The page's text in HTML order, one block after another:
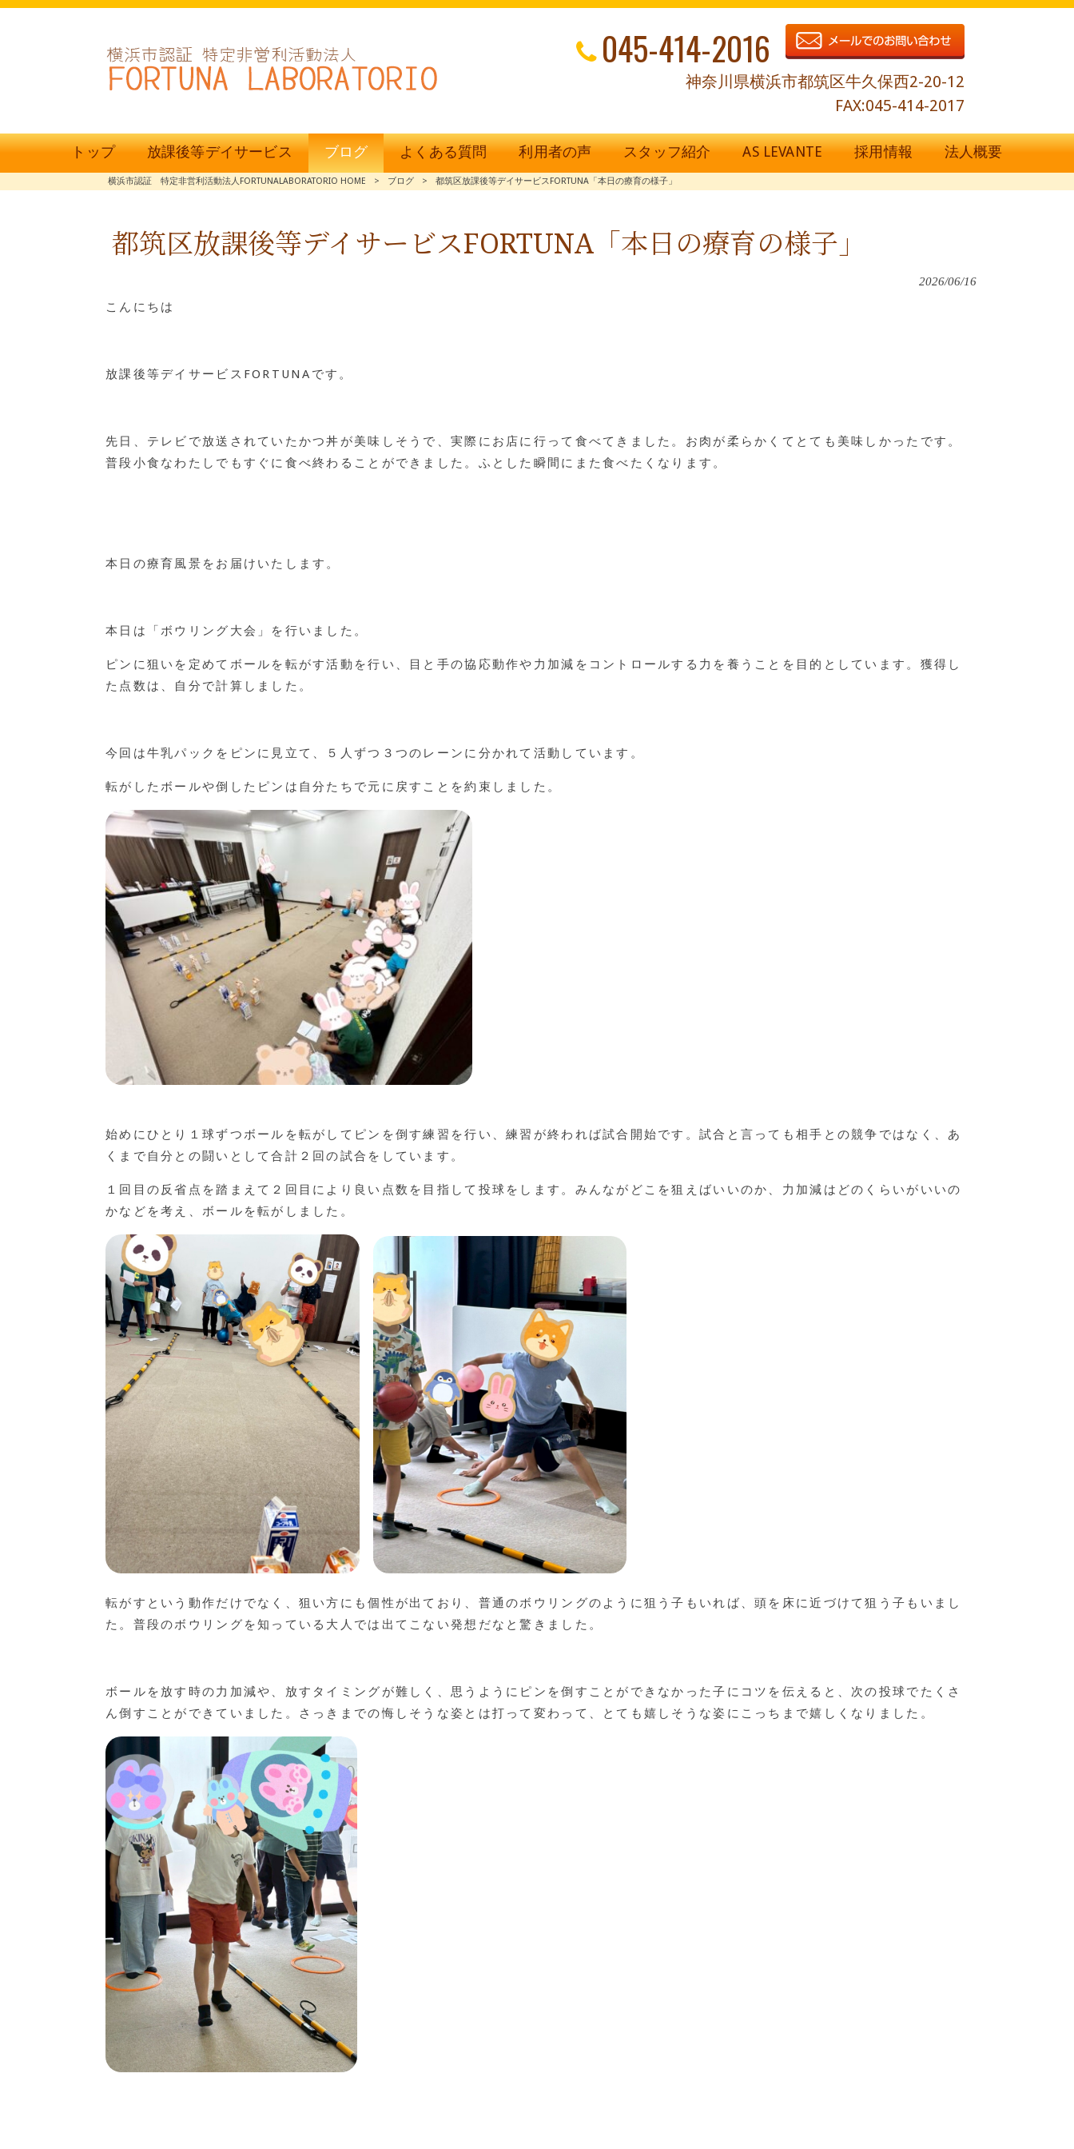
045-414-2016
神奈川県横浜市都筑区牛久保西2-20-12
FAX:045-414-2017
トップ 放課後等デイサービス ブログ よくある質問 利用者の声 スタッフ紹介 AS LEVANTE 採用情報 法人概要
横浜市認証 特定非営利活動法人FORTUNALABORATORIO HOME > ブログ > 都筑区放課後等デイサービスFORTUNA「本日の療育の様子」
都筑区放課後等デイサービスFORTUNA「本日の療育の様子」
2026/06/16
こんにちは
放課後等デイサービス FORTUNA です。
先日、テレビで放送されていたかつ丼が美味しそうで、実際にお店に行って食べてきました。お肉が柔らかくてとても美味しかったです。
普段小食なわたしでもすぐに食べ終わることができました。ふとした瞬間にまた食べたくなります。
本日の療育風景をお届けいたします。
本日は「ボウリング大会」を行いました。
ピンに狙いを定めてボールを転がす活動を行い、目と手の協応動作や力加減をコントロールする力を養うことを目的としています。獲得し
た点数は、自分で計算しました。
今回は牛乳パックをピンに見立て、５人ずつ３つのレーンに分かれて活動しています。
転がしたボールや倒したピンは自分たちで元に戻すことを約束しました。
始めにひとり１球ずつボールを転がしてピンを倒す練習を行い、練習が終われば試合開始です。試合と言っても相手との競争ではなく、あ
くまで自分との闘いとして合計２回の試合をしています。
１回目の反省点を踏まえて２回目により良い点数を目指して投球をします。みんながどこを狙えばいいのか、力加減はどのくらいがいいの
かなどを考え、ボールを転がしました。
転がすという動作だけでなく、狙い方にも個性が出ており、普通のボウリングのように狙う子もいれば、頭を床に近づけて狙う子もいまし
た。普段のボウリングを知っている大人では出てこない発想だなと驚きました。
ボールを放す時の力加減や、放すタイミングが難しく、思うようにピンを倒すことができなかった子にコツを伝えると、次の投球でたくさ
ん倒すことができていました。さっきまでの悔しそうな姿とは打って変わって、とても嬉しそうな姿にこっちまで嬉しくなりました。